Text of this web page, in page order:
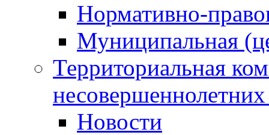
Нормативно-
Муниципальная
Территориальная
Новости